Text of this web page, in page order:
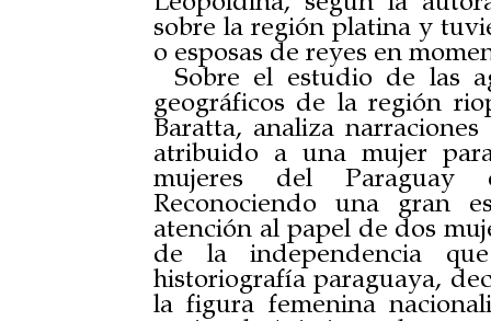
sobre la región platina y
o esposas de reyes en
Sobre el estudio de las
geográficos de la región
Baratta, analiza
atribuido a una mujer
mujeres del Paraguay
Reconociendo una gran
atención al papel de dos
de la independencia
historiografía paraguaya,
la figura femenina